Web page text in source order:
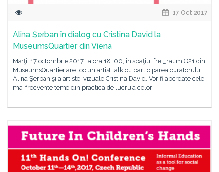
17 Oct 2017
Alina Şerban în dialog cu Cristina David la
MuseumsQuartier din Viena
Marţi, 17 octombrie 2017, la ora 18. 00, în spaţiul frei_raum Q21 din
MuseumsQuartier are loc un artist talk cu participarea curatorului
Alina Şerban şi a artistei vizuale Cristina David. Vor fi abordate cele
mai frecvente teme din practica de lucru a celor